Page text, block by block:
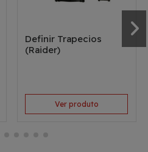
Definir Trapecios
(Raider)
Ver produto